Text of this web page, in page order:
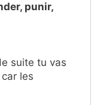
punir,
suite tu vas
les